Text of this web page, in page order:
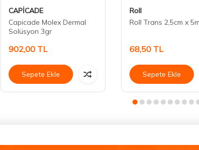
CAPİCADE
Capicade Molex Dermal
Solüsyon 3gr
902,00 TL
Sepete Ekle
Roll
Roll Trans 2,5cm x 5m
68,50 TL
Sepete Ekle